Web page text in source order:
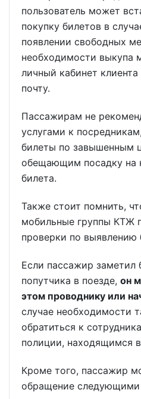
пользователь может
покупку билетов в
появлении свободных
необходимости выкупа
личный кабинет
почту.
Пассажирам не
услугами к
билеты по завышенным
обещающим посадку на
билета.
Также стоит помнить,
мобильные группы КТЖ
проверки по выявлению
Если пассажир заметил
попутчика в поезде, он
этом проводнику или
случае необходимости
обратиться к
полиции, находящимся
Кроме того, пассажир
обращение следующими